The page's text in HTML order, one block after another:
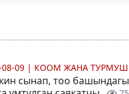
09 | КООМ ЖАНА ТУРМУШ
сынап, тоо башындагы